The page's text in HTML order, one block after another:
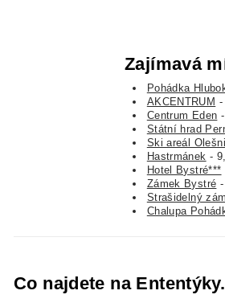
Zajímavá
Pohádka
AKCENTRUM -
Centrum Eden
Státní hrad
Ski areál
Hastrmánek -
Hotel Bystré***
Zámek Bystré
Strašidelný
Chalupa
Co najdete na